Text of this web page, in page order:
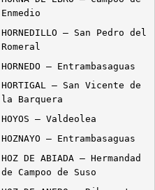
Enmedio
HORNEDILLO – San Pedro del
Romeral
HORNEDO – Entrambasaguas
HORTIGAL – San Vicente de
la Barquera
HOYOS – Valdeolea
HOZNAYO – Entrambasaguas
HOZ DE ABIADA – Hermandad
de Campoo de Suso